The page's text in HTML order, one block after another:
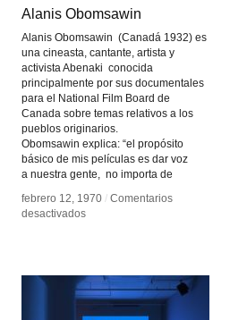
Alanis Obomsawin
Alanis Obomsawin (Canadá 1932) es
una cineasta, cantante, artista y
activista Abenaki conocida
principalmente por sus documentales
para el National Film Board de
Canada sobre temas relativos a los
pueblos originarios.
Obomsawin explica: “el propósito
básico de mis películas es dar voz
a nuestra gente, no importa de
febrero 12, 1970 / Comentarios
desactivadosen
Alanis Obomsawin
febrero 12, 1970 / Comentarios
desactivadosen